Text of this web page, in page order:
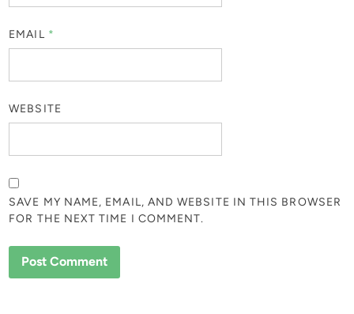
EMAIL *
WEBSITE
SAVE MY NAME, EMAIL, AND WEBSITE IN THIS BROWSER
FOR THE NEXT TIME I COMMENT.